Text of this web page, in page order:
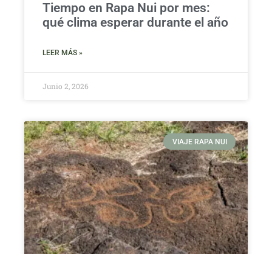
Tiempo en Rapa Nui por mes:
qué clima esperar durante el año
LEER MÁS »
Junio 2, 2026
VIAJE RAPA NUI